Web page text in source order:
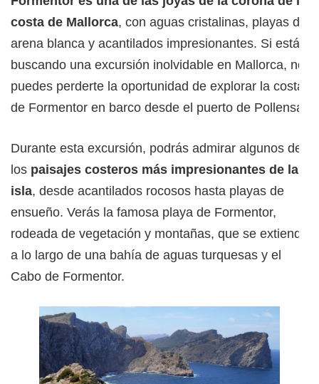
costa de Mallorca, con aguas cristalinas, playas de
arena blanca y acantilados impresionantes. Si estás
buscando una excursión inolvidable en Mallorca, no
puedes perderte la oportunidad de explorar la costa
de Formentor en barco desde el puerto de Pollensa.
Durante esta excursión, podrás admirar algunos de
los paisajes costeros más impresionantes de la
isla, desde acantilados rocosos hasta playas de
ensueño. Verás la famosa playa de Formentor,
rodeada de vegetación y montañas, que se extiende
a lo largo de una bahía de aguas turquesas y el
Cabo de Formentor.